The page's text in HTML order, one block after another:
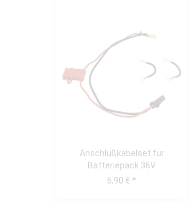
Anschlußkabelset für
Batteriepack 36V
(3x12V/12Ah) Miniquad...
6,90 € *